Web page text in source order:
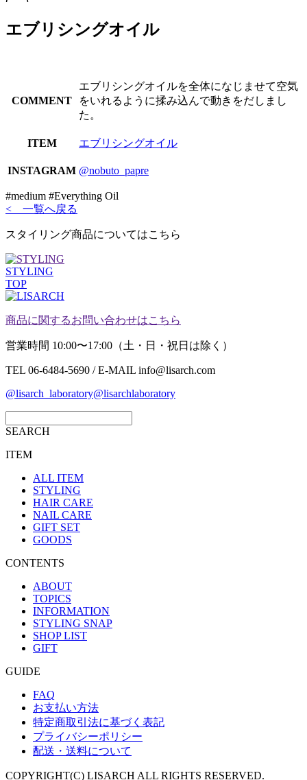
エブリシングオイル
COMMENT
エブリシングオイルを全体になじませて空気
をいれるように揉み込んで動きをだしまし
た。
ITEM エブリシングオイル
INSTAGRAM @nobuto_papre
#medium #Everything Oil
< 一覧へ戻る
スタイリング商品についてはこちら
STYLING
TOP
商品に関するお問い合わせはこちら
営業時間 10:00〜17:00（土・日・祝日は除く）
TEL 06-6484-5690 / E-MAIL info@lisarch.com
@lisarch_laboratory@lisarchlaboratory
SEARCH
ITEM
ALL ITEM
STYLING
HAIR CARE
NAIL CARE
GIFT SET
GOODS
CONTENTS
ABOUT
TOPICS
INFORMATION
STYLING SNAP
SHOP LIST
GIFT
GUIDE
FAQ
お支払い方法
特定商取引法に基づく表記
プライバシーポリシー
配送・送料について
COPYRIGHT(C) LISARCH ALL RIGHTS RESERVED.